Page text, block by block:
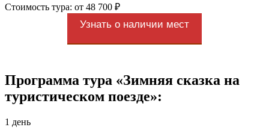
Стоимость тура: от 48 700 ₽
Узнать о наличии мест
Программа тура «Зимняя сказка на
туристическом поезде»:
1 день